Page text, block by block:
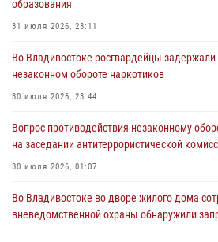
образования
31 июля 2026, 23:11
Во Владивостоке росгвардейцы
незаконном обороте наркотиков
30 июля 2026, 23:44
Вопрос противодействия незаконному
на заседании антитеррористической
30 июля 2026, 01:07
Во Владивостоке во дворе жилого дома
вневедомственной охраны обнаружили